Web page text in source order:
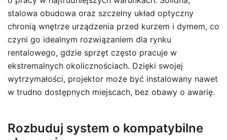
stalowa obudowa oraz szczelny układ optyczny
chronią wnętrze urządzenia przed kurzem i dymem, co
czyni go idealnym rozwiązaniem dla rynku
rentalowego, gdzie sprzęt często pracuje w
ekstremalnych okolicznościach. Dzięki swojej
wytrzymałości, projektor może być instalowany nawet
w trudno dostępnych miejscach, bez obawy o awarię.
Rozbuduj system o kompatybilne